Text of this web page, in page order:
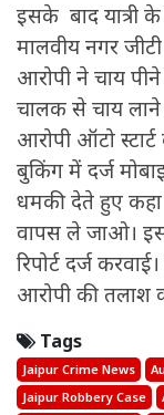
इसके बाद यात्री
मालवीय नगर
आरोपी ने चाय
चालक से चाय लाने
आरोपी ऑटो
बुकिंग में दर्ज
धमकी देते हुए
वापस ले जाओ।
रिपोर्ट दर्ज
आरोपी की तलाश
Tags
Jaipur Crime News
Jaipur Robbery Case